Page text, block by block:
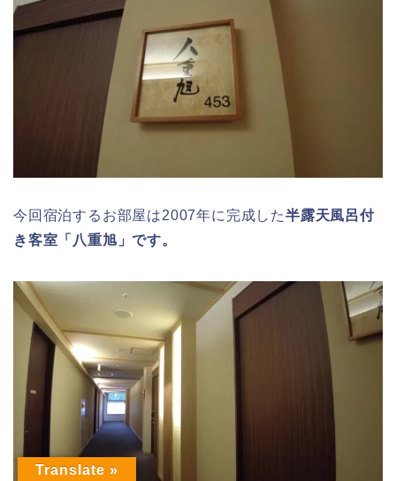
今回宿泊するお部屋は2007年に完成した半露天風呂付
き客室「八重旭」です。
Translate »